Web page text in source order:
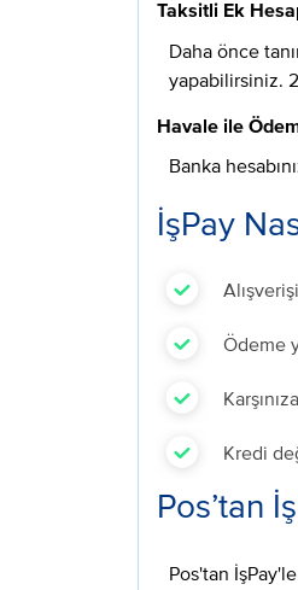
Taksitli Ek
Daha önce
yapabilirsiniz.
Havale ile
Banka
İşPay
Ödeme
Ka
Kredi
Pos’tan
Pos'tan